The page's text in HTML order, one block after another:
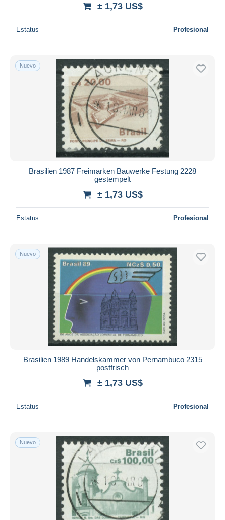
± 1,73 US$
Estatus Profesional
Nuevo
Brasilien 1987 Freimarken Bauwerke Festung 2228
gestempelt
± 1,73 US$
Estatus Profesional
Nuevo
Brasilien 1989 Handelskammer von Pernambuco 2315
postfrisch
± 1,73 US$
Estatus Profesional
Nuevo